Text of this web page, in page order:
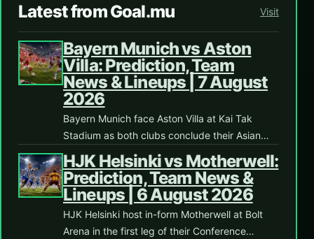
Latest from Goal.mu Visit
Bayern Munich vs Aston
Villa: Prediction, Team
News & Lineups | 7 August
2026
Bayern Munich face Aston Villa at Kai Tak
Stadium as both clubs conclude their Asian…
HJK Helsinki vs Motherwell:
Prediction, Team News &
Lineups | 6 August 2026
HJK Helsinki host in-form Motherwell at Bolt
Arena in the first leg of their Conference…